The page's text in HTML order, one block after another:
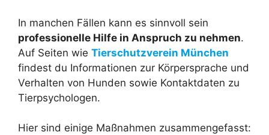
In manchen Fällen kann es sinnvoll sein
professionelle Hilfe in Anspruch zu nehmen.
Auf Seiten wie Tierschutzverein München
findest du Informationen zur Körpersprache und
Verhalten von Hunden sowie Kontaktdaten zu
Tierpsychologen.
Hier sind einige Maßnahmen zusammengefasst: